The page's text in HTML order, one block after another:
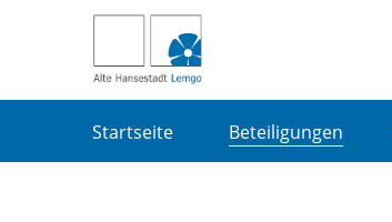
Startseite Beteiligungen